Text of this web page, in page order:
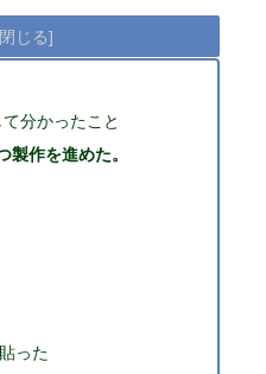
て分かったこと
製作を進めた。
った